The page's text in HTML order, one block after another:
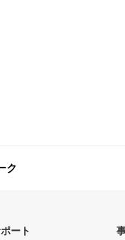
ク
ート